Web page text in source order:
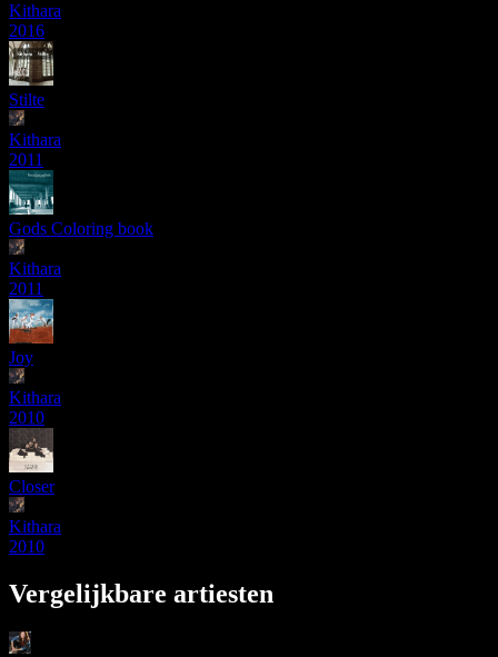
Kithara
2016
Stilte
Kithara
2011
Gods Coloring book
Kithara
2011
Joy
Kithara
2010
Closer
Kithara
2010
Vergelijkbare artiesten